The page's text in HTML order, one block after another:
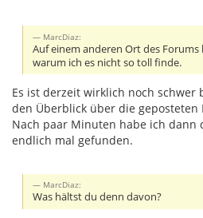
MarcDiaz:
Auf einem anderen Ort des
warum ich es nicht so toll finde.
Es ist derzeit wirklich noch schwer
den Überblick über die geposteten
Nach paar Minuten habe ich dann
endlich mal gefunden.
MarcDiaz:
Was hältst du denn davon?